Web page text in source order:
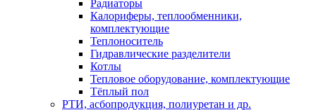
Радиаторы
Калориферы, теплообменники,
комплектующие
Теплоноситель
Гидравлические разделители
Котлы
Тепловое оборудование, комплектующие
Тёплый пол
РТИ, асбопродукция, полиуретан и др.